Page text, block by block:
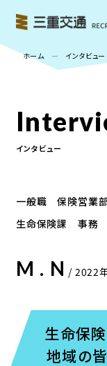
ホーム インタビュー
インタビュー
⼀般職 保険営業
⽣命保険課 事務
M . N / 2022
⽣命保険
地域の